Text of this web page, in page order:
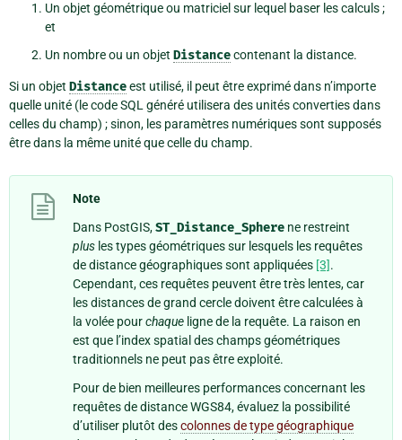
Un objet géométrique ou matriciel sur lequel baser les calculs ;
et
Un nombre ou un objet Distancecontenant la distance.
Si un objet Distanceest utilisé, il peut être exprimé dans n’importe
quelle unité (le code SQL généré utilisera des unités converties dans
celles du champ) ; sinon, les paramètres numériques sont supposés
être dans la même unité que celle du champ.
Note
Dans PostGIS,ST_Distance_Sphere ne restreint
plus les types géométriques sur lesquels les requêtes
de distance géographiques sont appliquées [3].
Cependant, ces requêtes peuvent être très lentes, car
les distances de grand cercle doivent être calculées à
la volée pourchaque ligne de la requête. La raison en
est que l’index spatial des champs géométriques
traditionnels ne peut pas être exploité.
Pour de bien meilleures performances concernant les
requêtes de distance WGS84, évaluez la possibilité
d’utiliser plutôt descolonnes de type géographique